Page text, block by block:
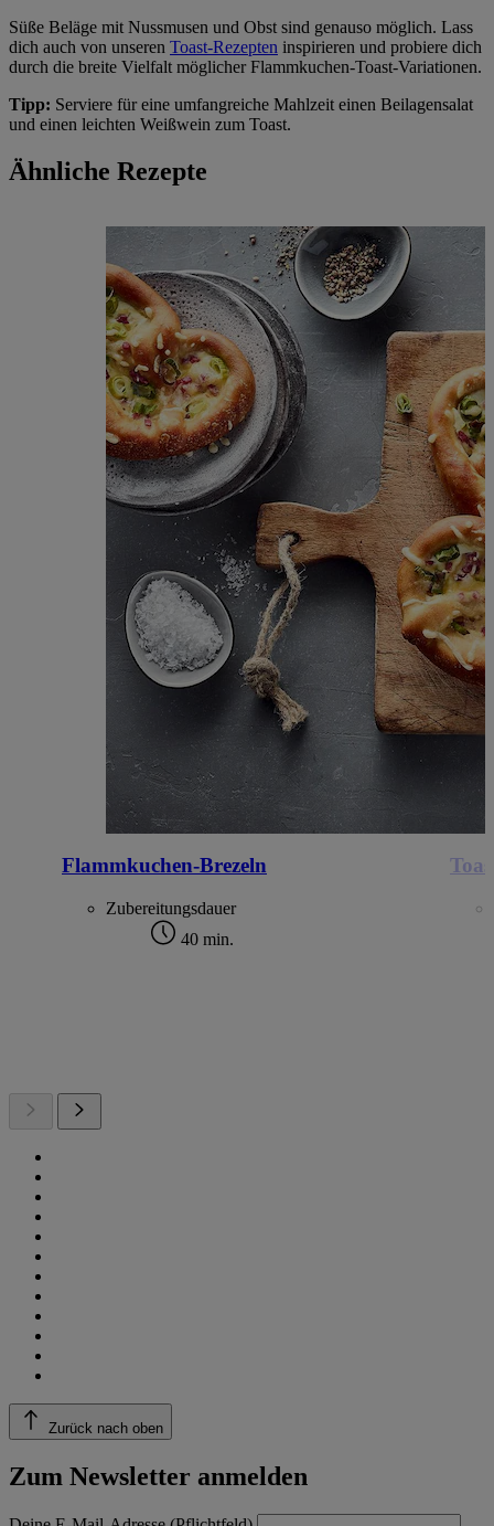
Süße Beläge mit Nussmusen und Obst sind genauso möglich. Lass
dich auch von unseren Toast-Rezepten inspirieren und probiere dich
durch die breite Vielfalt möglicher Flammkuchen-Toast-Variationen.
Tipp: Serviere für eine umfangreiche Mahlzeit einen Beilagensalat
und einen leichten Weißwein zum Toast.
Ähnliche Rezepte
Flammkuchen-Brezeln
Zubereitungsdauer
40 min.
Zurück nach oben
Zum Newsletter anmelden